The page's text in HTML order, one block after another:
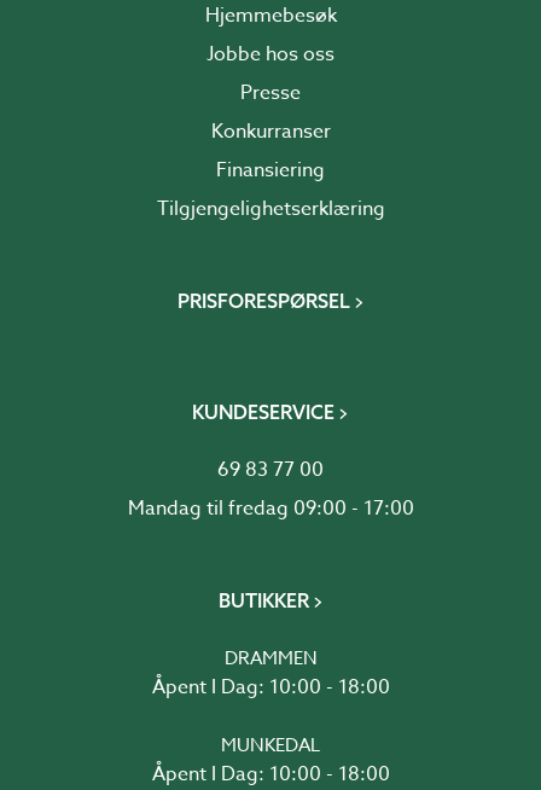
Hjemmebesøk
Jobbe hos oss
Presse
Konkurranser
Finansiering
Tilgjengelighetserklæring
PRISFORESPØRSEL
KUNDESERVICE
69 83 77 00
Mandag til fredag 09:00 - 17:00
BUTIKKER
DRAMMEN
Åpent I Dag: 10:00 - 18:00
MUNKEDAL
Åpent I Dag: 10:00 - 18:00